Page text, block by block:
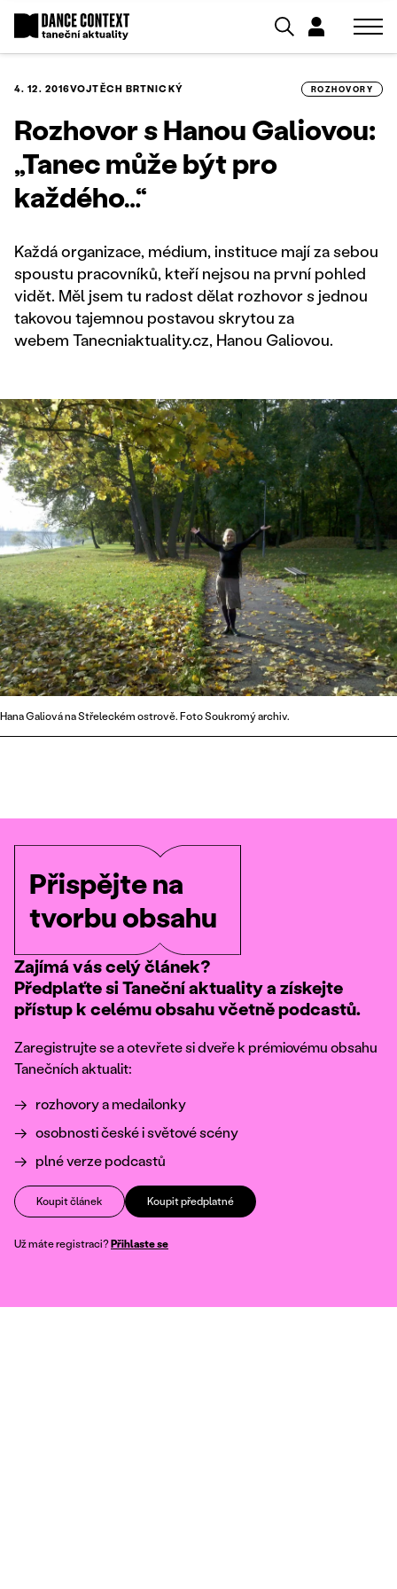
4. 12. 2016VOJTĚCH BRTNICKÝ ROZHOVORY
Rozhovor s Hanou Galiovou:
„Tanec může být pro
každého…“
Každá organizace, médium, instituce mají za sebou
spoustu pracovníků, kteří nejsou na první pohled
vidět. Měl jsem tu radost dělat rozhovor s jednou
takovou tajemnou postavou skrytou za
webem Tanecniaktuality.cz, Hanou Galiovou.
Hana Galiová na Střeleckém ostrově. Foto Soukromý archiv.
Přispějte na
tvorbu obsahu
Zajímá vás celý článek?
Předplaťte si Taneční aktuality a získejte
přístup k celému obsahu včetně podcastů.
Zaregistrujte se a otevřete si dveře k prémiovému obsahu
Tanečních aktualit:
rozhovory a medailonky
osobnosti české i světové scény
plné verze podcastů
Koupit článek Koupit předplatné
Už máte registraci?Přihlaste se